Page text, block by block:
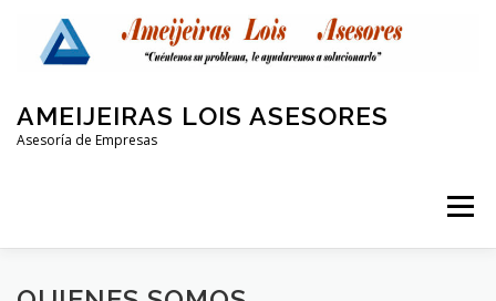
contenido
AMEIJEIRAS LOIS ASESORES
Asesoría de Empresas
Menú
QUIENES SOMOS LABORAL Y SEGURIDAD SOCIAL